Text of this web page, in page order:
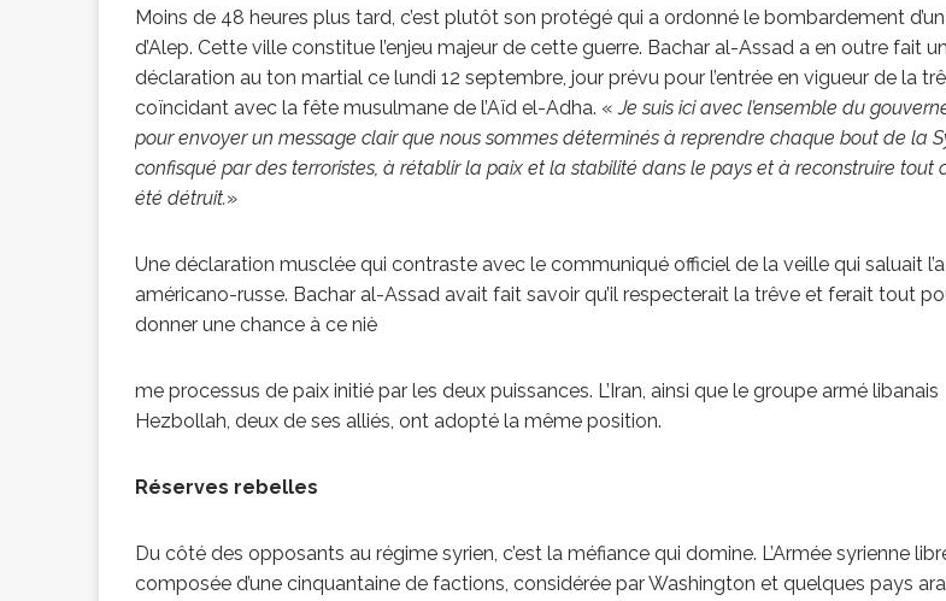
Moins de 48 heures plus tard, c’est plutôt son protégé qui a ordonné le bombardement
d’Alep. Cette ville constitue l’enjeu majeur de cette guerre. Bachar al-Assad a en outre fait
déclaration au ton martial ce lundi 12 septembre, jour prévu pour l’entrée en vigueur de la
coïncidant avec la fête musulmane de l’Aïd el-Adha. «Je suis ici avec l’ensemble du
pour envoyer un message clair que nous sommes déterminés à reprendre chaque bout de la
confisqué par des terroristes, à rétablir la paix et la stabilité dans le pays et à reconstruire tout
été détruit.»
Une déclaration musclée qui contraste avec le communiqué officiel de la veille qui saluait
américano-russe. Bachar al-Assad avait fait savoir qu’il respecterait la trêve et ferait tout
donner une chance à ce niè
me processus de paix initié par les deux puissances. L’Iran, ainsi que le groupe armé libanais
Hezbollah, deux de ses alliés, ont adopté la même position.
Réserves rebelles
Du côté des opposants au régime syrien, c’est la méfiance qui domine. L’Armée syrienne
composée d’une cinquantaine de factions, considérée par Washington et quelques pays